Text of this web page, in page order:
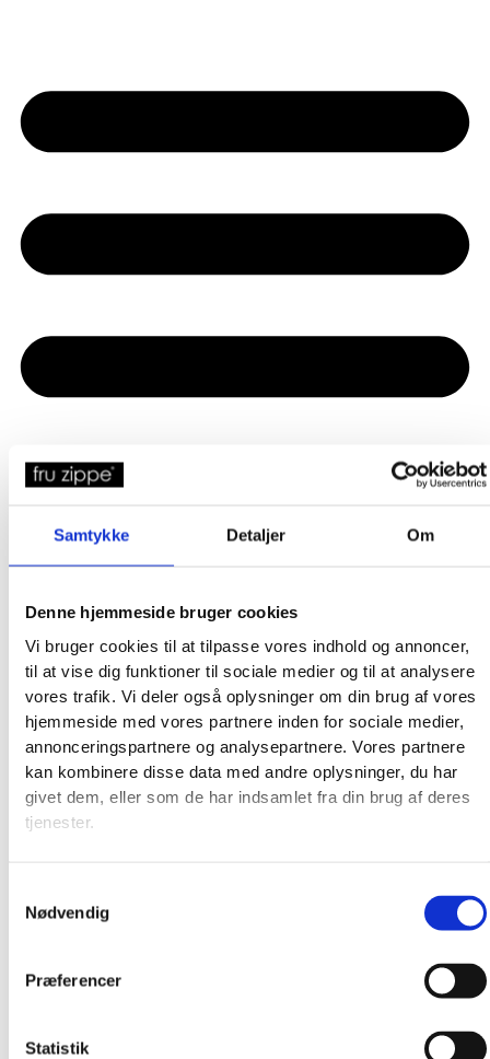
Samtykke Detaljer Om
Denne hjemmeside bruger cookies
Vi bruger cookies til at tilpasse vores indhold og annoncer,
til at vise dig funktioner til sociale medier og til at analysere
vores trafik. Vi deler også oplysninger om din brug af vores
hjemmeside med vores partnere inden for sociale medier,
annonceringspartnere og analysepartnere. Vores partnere
kan kombinere disse data med andre oplysninger, du har
givet dem, eller som de har indsamlet fra din brug af deres
tjenester.
Nødvendig
Præferencer
Statistik